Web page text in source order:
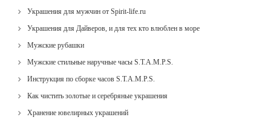
Украшения для мужчин от Spirit-life.ru
Украшения для Дайверов, и для тех кто влюблен в море
Мужские рубашки
Мужские стильные наручные часы S.T.A.M.P.S.
Инструкция по сборке часов S.T.A.M.P.S.
Как чистить золотые и серебряные украшения
Хранение ювелирных украшений